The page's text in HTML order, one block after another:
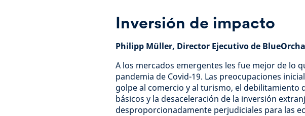
Inversión de impacto
Philipp Müller, Director Ejecutivo de
A los mercados emergentes les fue mejor de lo
pandemia de Covid-19. Las preocupaciones
golpe al comercio y al turismo, el debilitamiento
básicos y la desaceleración de la inversión
desproporcionadamente perjudiciales para las